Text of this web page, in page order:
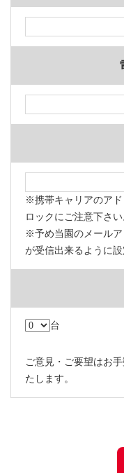
※携帯キャリアのア
ロックにご注意下さい
※予め当園のメールア
が受信出来るように設
台
ご意見・ご要望はお
たします。